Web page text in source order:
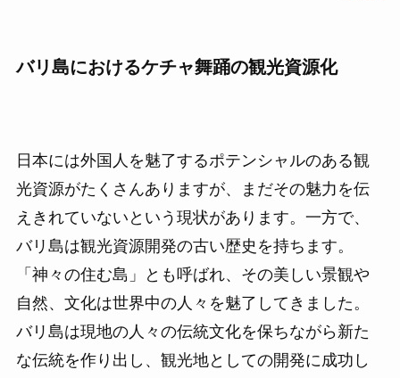
バリ島におけるケチャ舞踊の観光資源化
日本には外国人を魅了するポテンシャルのある観
光資源がたくさんありますが、まだその魅力を伝
えきれていないという現状があります。一方で、
バリ島は観光資源開発の古い歴史を持ちます。
「神々の住む島」とも呼ばれ、その美しい景観や
自然、文化は世界中の人々を魅了してきました。
バリ島は現地の人々の伝統文化を保ちながら新た
な伝統を作り出し、観光地としての開発に成功し